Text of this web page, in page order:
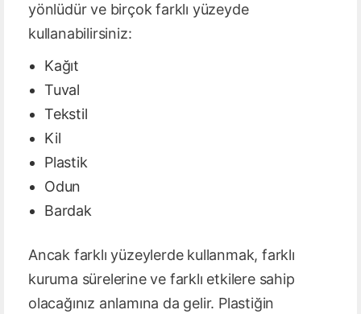
yönlüdür ve birçok farklı yüzeyde
kullanabilirsiniz:
Kağıt
Tuval
Tekstil
Kil
Plastik
Odun
Bardak
Ancak farklı yüzeylerde kullanmak, farklı
kuruma sürelerine ve farklı etkilere sahip
olacağınız anlamına da gelir. Plastiğin